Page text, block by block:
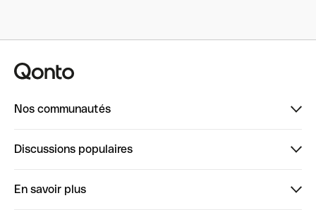
Nos communautés
ClubQonto
Discussions populaires
En savoir plus